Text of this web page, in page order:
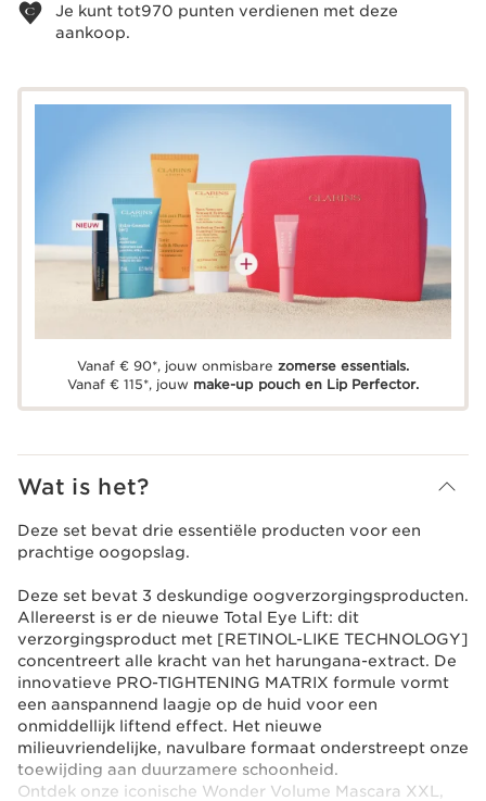
Je kunt tot970 punten verdienen met deze
aankoop.
Vanaf € 90*, jouw onmisbare zomerse essentials.
Vanaf € 115*, jouw make-up pouch en Lip Perfector.
Wat is het?
Deze set bevat drie essentiële producten voor een
prachtige oogopslag.
Deze set bevat 3 deskundige oogverzorgingsproducten.
Allereerst is er de nieuwe Total Eye Lift: dit
verzorgingsproduct met [RETINOL-LIKE TECHNOLOGY]
concentreert alle kracht van het harungana-extract. De
innovatieve PRO-TIGHTENING MATRIX formule vormt
een aanspannend laagje op de huid voor een
onmiddellijk liftend effect. Het nieuwe
milieuvriendelijke, navulbare formaat onderstreept onze
toewijding aan duurzamere schoonheid.
Ontdek onze iconische Wonder Volume Mascara XXL,